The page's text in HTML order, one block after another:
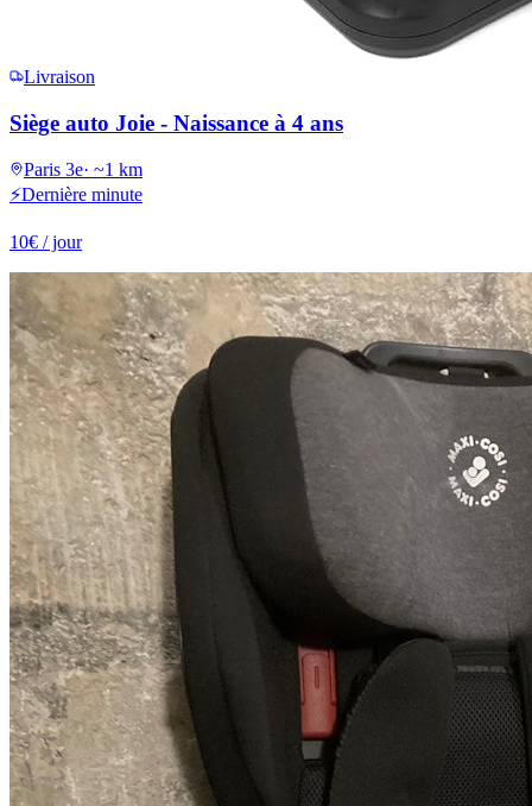
Livraison
Siège auto Joie - Naissance à 4 ans
Paris 3e· ~1 km
⚡Dernière minute
10€ / jour